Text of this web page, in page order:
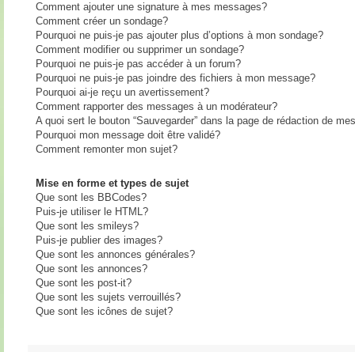
Comment ajouter une signature à mes messages?
Comment créer un sondage?
Pourquoi ne puis-je pas ajouter plus d’options à mon sondage?
Comment modifier ou supprimer un sondage?
Pourquoi ne puis-je pas accéder à un forum?
Pourquoi ne puis-je pas joindre des fichiers à mon message?
Pourquoi ai-je reçu un avertissement?
Comment rapporter des messages à un modérateur?
A quoi sert le bouton “Sauvegarder” dans la page de rédaction de
Pourquoi mon message doit être validé?
Comment remonter mon sujet?
Mise en forme et types de sujet
Que sont les BBCodes?
Puis-je utiliser le HTML?
Que sont les smileys?
Puis-je publier des images?
Que sont les annonces générales?
Que sont les annonces?
Que sont les post-it?
Que sont les sujets verrouillés?
Que sont les icônes de sujet?